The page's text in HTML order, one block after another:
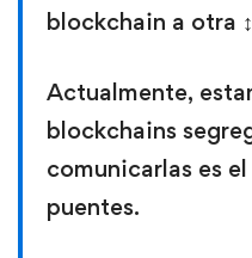
blockchain a otra ↕️
Actualmente,
blockchains
comunicarlas es
puentes.